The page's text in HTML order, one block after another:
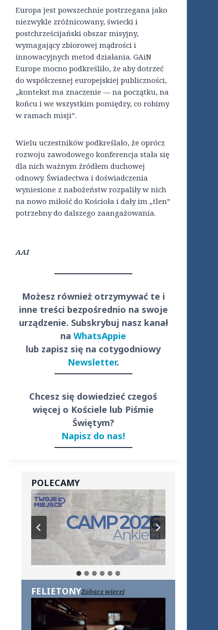
Europa jest powszechnie postrzegana jako
niezwykle zróżnicowany, świecki i
postchrześcijański obszar misyjny,
wymagający zbiorowej mądrości i
innowacyjnych metod działania. GAiN
Europe mocno podkreśliło, że aby dotrzeć
do współczesnej europejskiej publiczności,
„kontekst ma znaczenie — na początku, na
końcu i we wszystkim pomiędzy, co robimy
w ramach misji”.
Wielu uczestników podkreślało, że oprócz
rozwoju zawodowego konferencja stała się
dla nich ważnym źródłem duchowej
odnowy. Świadectwa i doświadczenia
wyniesione z nabożeństw rozpaliły w nich
na nowo miłość do Kościoła i dały im „tlen”
potrzebny do dalszego zaangażowania.
AAI
Możesz również otrzymywać te i
inne treści bezpośrednio na swoje
urządzenie. Subskrybuj nasz kanał
naWhatsAppie
lub zapisz się na cotygodniowy
Newsletter.
Chcesz się dowiedzieć czegoś
więcej o Kościele lub Piśmie
Świętym?
Napisz do nas!
POLECAMY
FELIETONYZobacz więcej